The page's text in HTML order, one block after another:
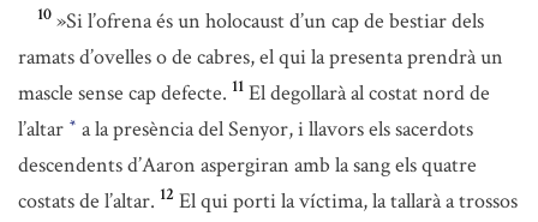
10 »Si l’ofrena és un holocaust d’un cap de bestiar dels
ramats d’ovelles o de cabres, el qui la presenta prendrà un
mascle sense cap defecte. 11 El degollarà al costat nord de
l’altar * a la presència del Senyor, i llavors els sacerdots
descendents d’Aaron aspergiran amb la sang els quatre
costats de l’altar. 12 El qui porti la víctima, la tallarà a trossos